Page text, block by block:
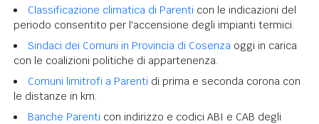
Classificazione climatica di Parenti con le indicazioni del
periodo consentito per l'accensione degli impianti termici.
Sindaci dei Comuni in Provincia di Cosenza oggi in carica
con le coalizioni politiche di appartenenza.
Comuni limitrofi a Parenti di prima e seconda corona con
le distanze in km.
Banche Parenti con indirizzo e codici ABI e CAB degli